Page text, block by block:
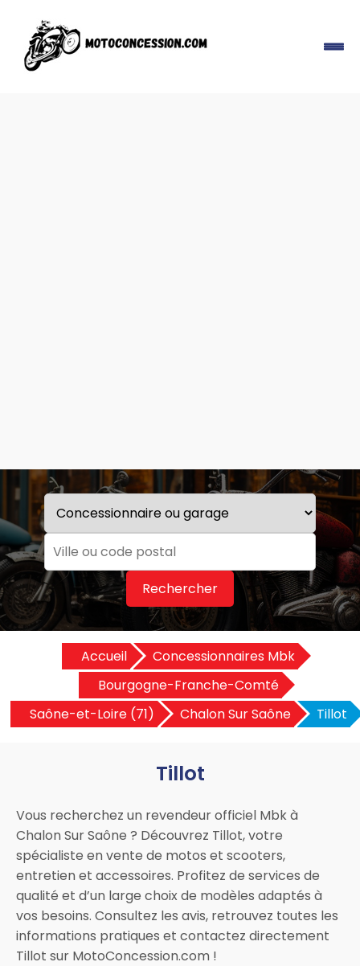
Rechercher
Accueil
Concessionnaires Mbk
Bourgogne-Franche-Comté
Saône-et-Loire (71)
Chalon Sur Saône Tillot
Tillot
Vous recherchez un revendeur officiel Mbk à
Chalon Sur Saône ? Découvrez Tillot, votre
spécialiste en vente de motos et scooters,
entretien et accessoires. Profitez de services de
qualité et d’un large choix de modèles adaptés à
vos besoins. Consultez les avis, retrouvez toutes les
informations pratiques et contactez directement
Tillot sur MotoConcession.com !